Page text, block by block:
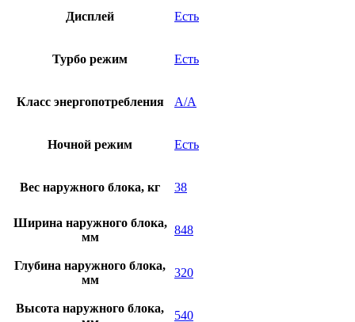
Дисплей Есть
Турбо режим Есть
Класс энергопотребления A/A
Ночной режим Есть
Вес наружного блока, кг 38
Ширина наружного блока,
мм
848
Глубина наружного блока,
мм
320
Высота наружного блока,
540